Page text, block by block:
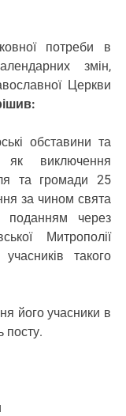
потреби в
змін,
Церкви
обставини та
як виключення
та громади 25
за чином свята
поданням через
Митрополії
такого
його учасники в
посту.